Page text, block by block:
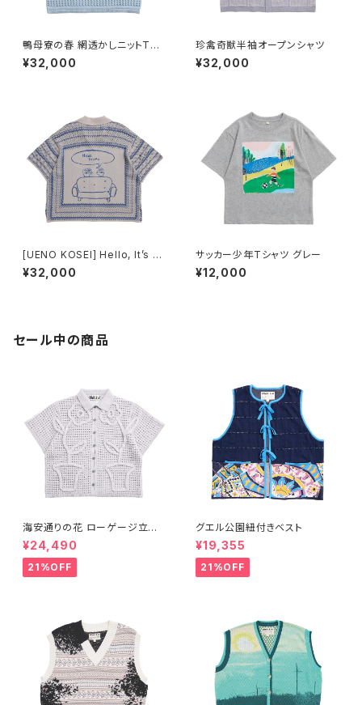
鴨母寮の春 網透かしニットTシ
ャツ 水色
¥32,000
珍禽奇獣半袖オープンシャツ
¥32,000
[UENO KOSEI] Hello, It’s M
e. バンダナ柄ニットメッシュ半袖
シャツ グレー青
¥32,000
サッカー少年Tシャツ グレー
¥12,000
セール中の商品
海安通りの花 ローゲージ立体
オープンシャツ- ライトグレー
¥24,490
21%OFF
グエル公園紐付きベスト
¥19,355
21%OFF